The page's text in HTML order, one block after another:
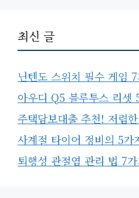
최신 글
닌텐도 스위치 필수 게임
아우디 Q5 블루투스 리셋
주택담보대출 추천! 저렴
사계절 타이어 정비의 5가
퇴행성 관절염 관리 법 7